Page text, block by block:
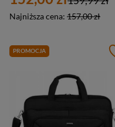
Najniższa cena: 157,00 zł
PROMOCJA